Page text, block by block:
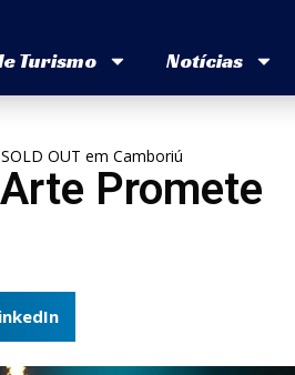
Turismo Notícias
OUT em Camboriú
Promete